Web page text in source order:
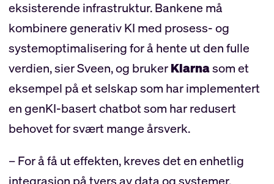
eksisterende infrastruktur. Bankene må
kombinere generativ KI med prosess- og
systemoptimalisering for å hente ut den fulle
verdien, sier Sveen, og brukerKlarnasom et
eksempel på et selskap som har implementert
en genKI-basert chatbot som har redusert
behovet for svært mange årsverk.
– For å få ut effekten, kreves det en enhetlig